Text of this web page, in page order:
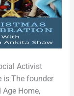
Activist
is The founder
Home,